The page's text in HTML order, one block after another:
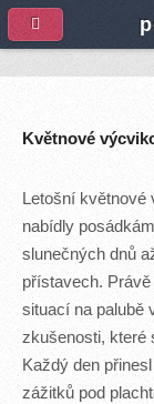
A
Květnové
Letošní květnové
nabídly
slunečných dnů
přístavech.
situací na palubě
zkušenosti, které
Každý den
zážitků pod